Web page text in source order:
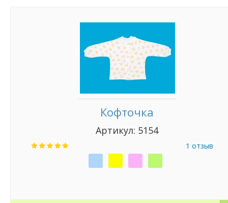
Кофточка
Артикул: 5154
1 отзыв